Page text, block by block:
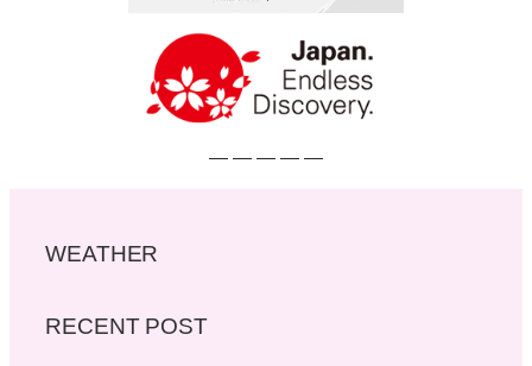
— — — — —
WEATHER
RECENT POST